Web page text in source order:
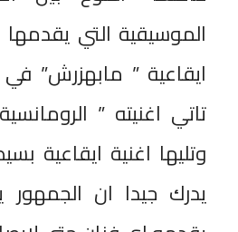
الموسيقية التي يقدمها
ايقاعية ” مابهزرش”
تاتي اغنيته ”
وتليها اغنية ايقاعية
يدرك جيدا ان الجمهور